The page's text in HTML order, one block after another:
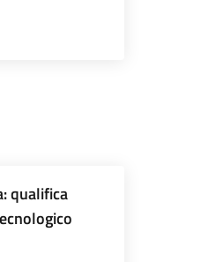
qualifica